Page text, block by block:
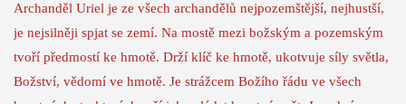
Archanděl Uriel je ze všech archandělů nejpozemštější, nejhustší,
je nejsilněji spjat se zemí. Na mostě mezi božským a pozemským
tvoří předmostí ke hmotě. Drží klíč ke hmotě, ukotvuje síly světla,
Božství, vědomí ve hmotě. Je strážcem Božího řádu ve všech